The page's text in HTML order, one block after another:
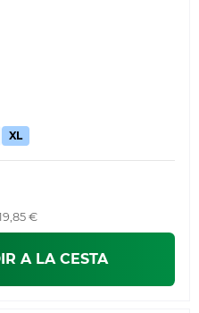
XL
€
A LA CESTA